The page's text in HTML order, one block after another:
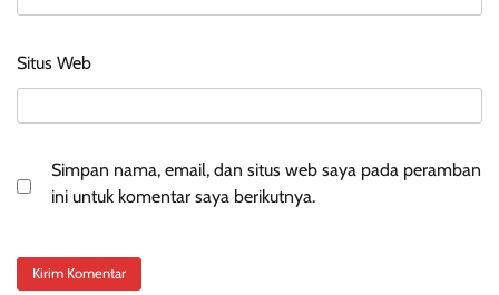
Situs Web
Simpan nama, email, dan situs web saya pada peramban
ini untuk komentar saya berikutnya.